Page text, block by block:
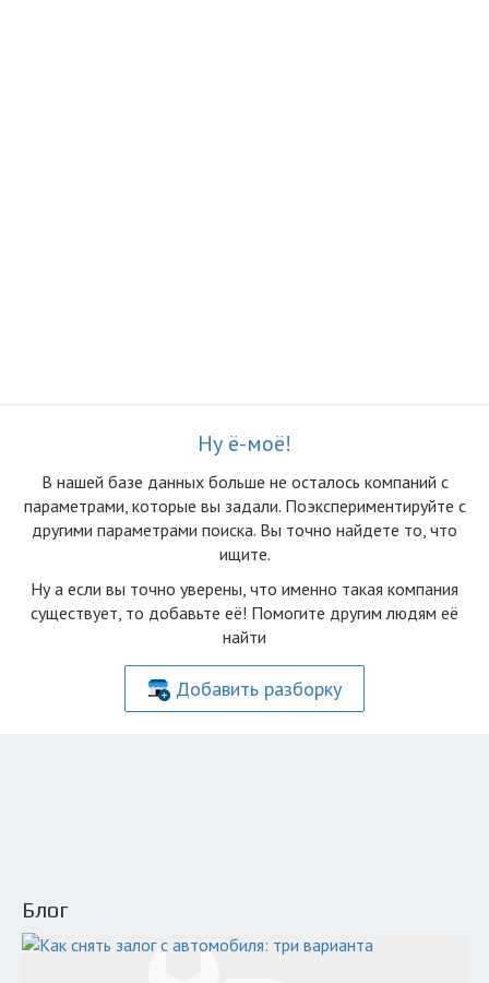
Ну ё-моё!
В нашей базе данных больше не осталоcь компаний с
параметрами, которые вы задали. Поэкспериментируйте с
другими параметрами поиска. Вы точно найдете то, что
ищите.
Ну а если вы точно уверены, что именно такая компания
существует, то добавьте её! Помогите другим людям её
найти
Добавить разборку
Блог